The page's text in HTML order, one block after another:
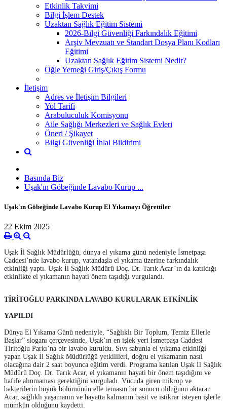
Etkinlik Takvimi
Bilgi İşlem Destek
Uzaktan Sağlık Eğitim Sistemi
2026-Bilgi Güvenliği Farkındalık Eğitimi
Arşiv Mevzuatı ve Standart Dosya Planı Kodları
Eğitimi
Uzaktan Sağlık Eğitim Sistemi Nedir?
Öğle Yemeği Giriş/Çıkış Formu
İletişim
Adres ve İletişim Bilgileri
Yol Tarifi
Arabuluculuk Komisyonu
Aile Sağlığı Merkezleri ve Sağlık Evleri
Öneri / Şikayet
Bilgi Güvenliği İhlal Bildirimi
Basında Biz
Uşak'ın Göbeğinde Lavabo Kurup ...
Uşak'ın Göbeğinde Lavabo Kurup El Yıkamayı Öğrettiler
22 Ekim 2025
Uşak İl Sağlık Müdürlüğü, dünya el yıkama günü nedeniyle İsmetpaşa
Caddesi’nde lavabo kurup, vatandaşla el yıkama üzerine farkındalık
etkinliği yaptı. Uşak İl Sağlık Müdürü Doç. Dr. Tarık Acar’ın da katıldığı
etkinlikte el yıkamanın hayati önem taşıdığı vurgulandı.
TİRİTOĞLU PARKINDA LAVABO KURULARAK ETKİNLİK
YAPILDI
Dünya El Yıkama Günü nedeniyle, “Sağlıklı Bir Toplum, Temiz Ellerle
Başlar” sloganı çerçevesinde, Uşak’ın en işlek yeri İsmetpaşa Caddesi
Tiritoğlu Parkı’na bir lavabo kuruldu. Sıvı sabunla el yıkama etkinliği
yapan Uşak İl Sağlık Müdürlüğü yetkilileri, doğru el yıkamanın nasıl
olacağına dair 2 saat boyunca eğitim verdi. Programa katılan Uşak İl Sağlık
Müdürü Doç. Dr. Tarık Acar, el yıkamanın hayati bir önem taşıdığını ve
hafife alınmaması gerektiğini vurguladı. Vücuda giren mikrop ve
bakterilerin büyük bölümünün elle temasın bir sonucu olduğunu aktaran
Acar, sağlıklı yaşamanın ve hayatta kalmanın basit ve istikrar isteyen işlerle
mümkün olduğunu kaydetti.